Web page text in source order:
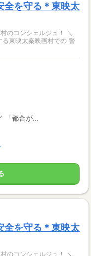
全を守る＊東映太
のコンシェルジュ！ ＼
東映太秦映画村での 警
「都合が...
全を守る＊東映太
のコンシェルジュ！ ＼